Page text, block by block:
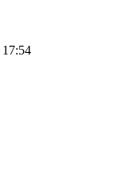
17:54